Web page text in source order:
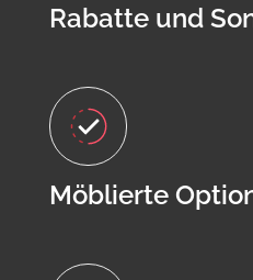
Rabatte und
Möblierte